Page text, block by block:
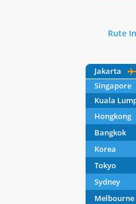
Rute
Jakarta
Singapore
Kuala
Hongkong
Bangkok
Korea
Tokyo
Sydney
Melbourne